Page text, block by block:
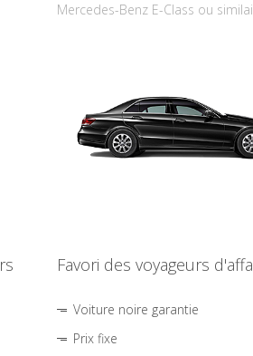
Mercedes-Benz E-Class ou
Favori des voyageurs
Voiture noire garantie
Prix fixe